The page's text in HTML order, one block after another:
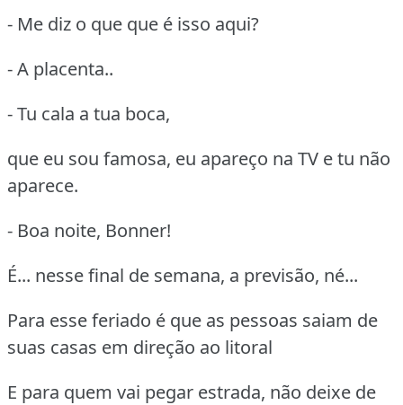
- Me diz o que que é isso aqui?
- A placenta..
- Tu cala a tua boca,
que eu sou famosa, eu apareço na TV e tu não
aparece.
- Boa noite, Bonner!
É... nesse final de semana, a previsão, né...
Para esse feriado é que as pessoas saiam de
suas casas em direção ao litoral
E para quem vai pegar estrada, não deixe de